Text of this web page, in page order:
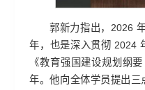
郭新力指出，2026
年，也是深入贯彻 2024
《教育强国建设规划纲
年。他向全体学员提出